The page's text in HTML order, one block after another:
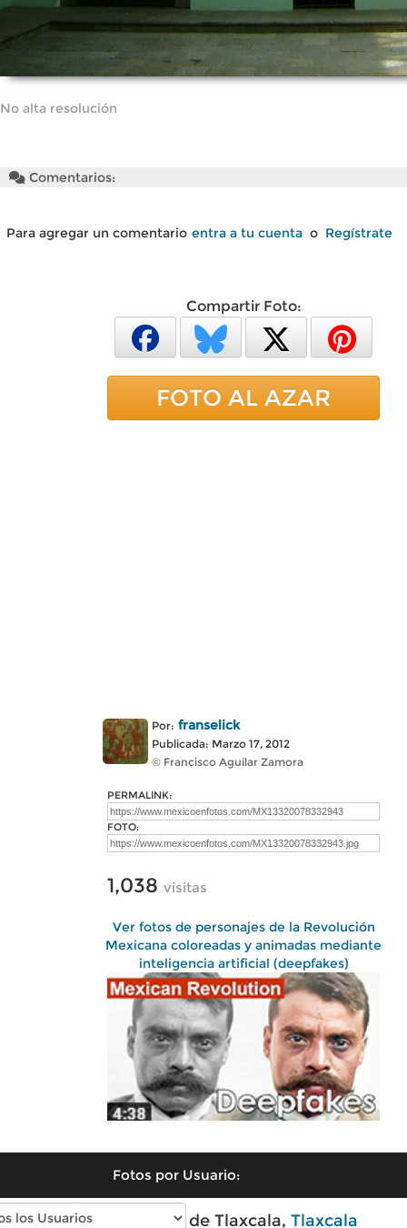
No alta resolución
Comentarios:
Para agregar un comentario entra a tu cuenta o Regístrate
Compartir Foto:
FOTO AL AZAR
Por: franselick
Publicada: Marzo 17, 2012
© Francisco Aguilar Zamora
PERMALINK:
FOTO:
1,038 visitas
Ver fotos de personajes de la Revolución
Mexicana coloreadas y animadas mediante
inteligencia artificial (deepfakes)
Fotos por Usuario:
Fotos modernas de Tlaxcala, Tlaxcala